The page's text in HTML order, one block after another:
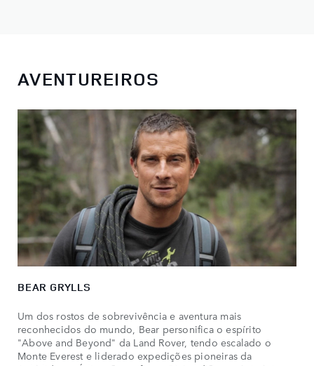
AVENTUREIROS
BEAR GRYLLS
Um dos rostos de sobrevivência e aventura mais
reconhecidos do mundo, Bear personifica o espírito
"Above and Beyond" da Land Rover, tendo escalado o
Monte Everest e liderado expedições pioneiras da